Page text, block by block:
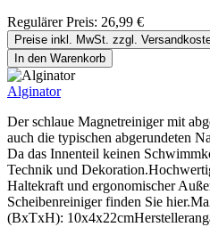
Regulärer Preis: 26,99 €
Preise inkl. MwSt. zzgl.
In den Warenkorb
Alginator
Der schlaue Magnetreiniger mit
auch die typischen abgerundeten
Da das Innenteil keinen
Technik und
Haltekraft und ergonomischer
Scheibenreiniger finden Sie
(BxTxH):